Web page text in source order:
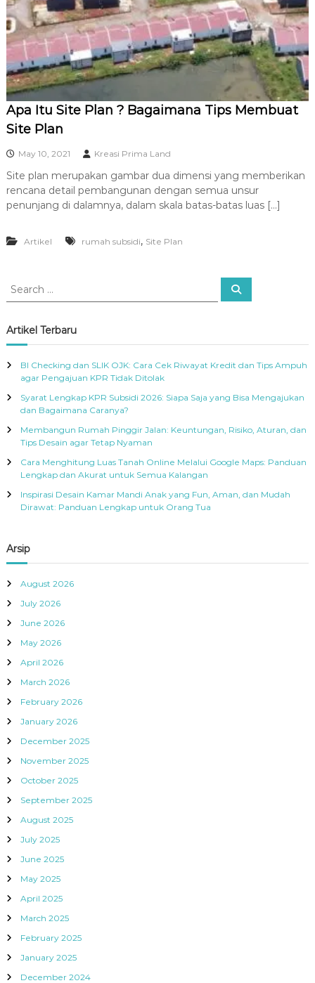
R
A
Apa Itu Site Plan ? Bagaimana Tips Membuat
Site Plan
May 10, 2021 Kreasi Prima Land
Site plan merupakan gambar dua dimensi yang memberikan
rencana detail pembangunan dengan semua unsur
penunjang di dalamnya, dalam skala batas-batas luas […]
Artikel rumah subsidi, Site Plan
S
r
c
f
r
S
Artikel Terbaru
BI Checking dan SLIK OJK: Cara Cek Riwayat Kredit dan Tips Ampuh
agar Pengajuan KPR Tidak Ditolak
Syarat Lengkap KPR Subsidi 2026: Siapa Saja yang Bisa Mengajukan
dan Bagaimana Caranya?
Membangun Rumah Pinggir Jalan: Keuntungan, Risiko, Aturan, dan
Tips Desain agar Tetap Nyaman
Cara Menghitung Luas Tanah Online Melalui Google Maps: Panduan
Lengkap dan Akurat untuk Semua Kalangan
Inspirasi Desain Kamar Mandi Anak yang Fun, Aman, dan Mudah
Dirawat: Panduan Lengkap untuk Orang Tua
Arsip
August 2026
July 2026
June 2026
May 2026
April 2026
March 2026
February 2026
January 2026
December 2025
November 2025
October 2025
September 2025
August 2025
July 2025
June 2025
May 2025
April 2025
March 2025
February 2025
January 2025
December 2024